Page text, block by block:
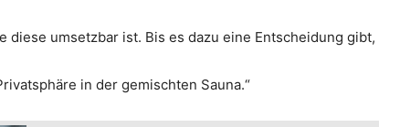
diese umsetzbar ist. Bis es dazu eine Entscheidung gibt,
in der gemischten Sauna.“